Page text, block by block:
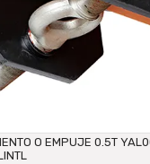
O EMPUJE 0.5T